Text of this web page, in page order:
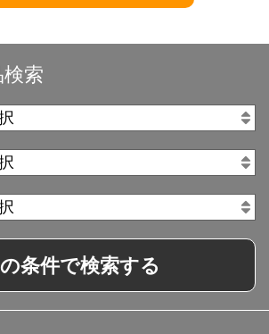
索
条件で検索する